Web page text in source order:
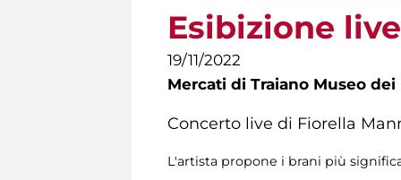
Tu sei qui
Esibizione
19/11/2022
Mercati di Traiano Museo
Concerto live di Fiorella
L'artista propone i brani più